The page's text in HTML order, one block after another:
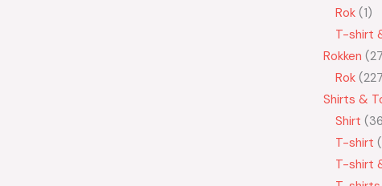
Rok 1
T-shirt
Rokken
Rok 227
Shirts &
Shirt 36
T-shirt
T-shirt